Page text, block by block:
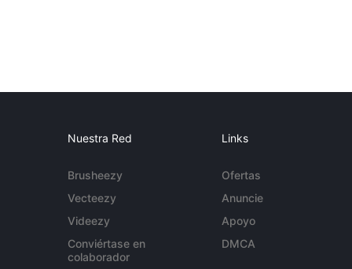
Nuestra Red
Brusheezy
Vecteezy
Videezy
Conviértase en
colaborador
Links
Ofertas
Anuncie
Apoyo
DMCA